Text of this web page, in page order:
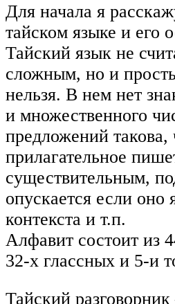
Для начала я
тайском языке и его
Тайский язык не
сложным, но и
нельзя. В нем нет
и множественного
предложений такова,
прилагательное
существительным,
опускается если оно
контекста и т.п.
Алфавит состоит из
32-х глассных и 5-и
Тайский